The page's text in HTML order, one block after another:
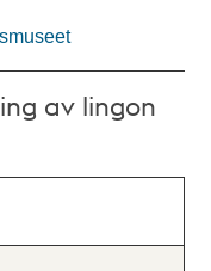
av lingon